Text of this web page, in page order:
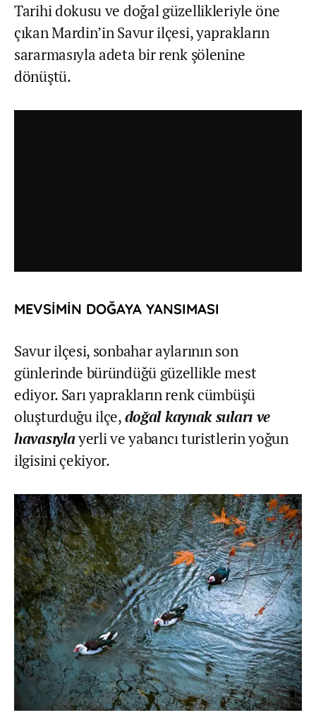
Tarihi dokusu ve doğal güzellikleriyle öne
çıkan Mardin’in Savur ilçesi, yaprakların
sararmasıyla adeta bir renk şölenine
dönüştü.
MEVSİMİN DOĞAYA YANSIMASI
Savur ilçesi, sonbahar aylarının son
günlerinde büründüğü güzellikle mest
ediyor. Sarı yaprakların renk cümbüşü
oluşturduğu ilçe,doğal kaynak suları ve
havasıylayerli ve yabancı turistlerin yoğun
ilgisini çekiyor.